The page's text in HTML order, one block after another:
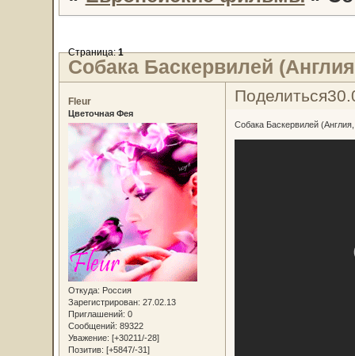
Собака Баскервилей
Страница:1
Поделиться
Fleur
Цветочная Фея
Откуда: Россия
Зарегистрирован: 27.02.13
Приглашений: 0
Сообщений: 89322
Уважение: [+30211/-28]
Позитив: [+5847/-31]
Собака Баскервилей